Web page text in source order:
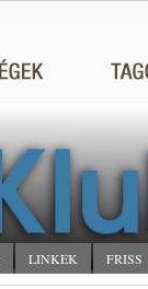
LINKEK FRISS